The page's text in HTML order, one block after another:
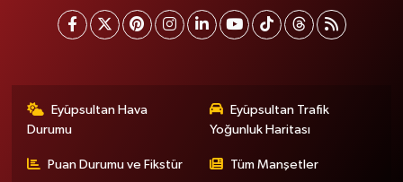
Eyüpsultan Hava
Durumu
Eyüpsultan Trafik
Yoğunluk Haritası
Puan Durumu ve Fikstür Tüm Manşetler